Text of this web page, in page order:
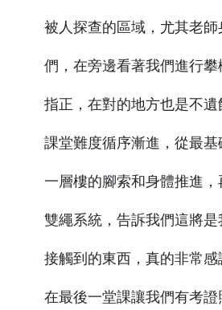
被人探查的區域，尤其老
們，在旁邊看著我們進行
指正，在對的地方也是不遺
課堂難度循序漸進，從最
一層樓的腳索和身體推進
雙繩系統，告訴我們這將
接觸到的東西，真的非常
在最後一堂課讓我們有考